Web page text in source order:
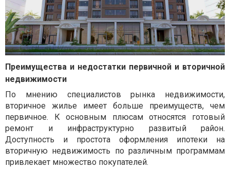
Преимущества и недостатки первичной и вторичной
недвижимости
По мнению специалистов рынка недвижимости,
вторичное жилье имеет больше преимуществ, чем
первичное. К основным плюсам относятся готовый
ремонт и инфраструктурно развитый район.
Доступность и простота оформления ипотеки на
вторичную недвижимость по различным программам
привлекает множество покупателей.